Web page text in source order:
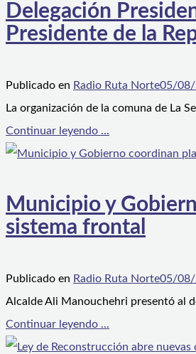
Delegación
Presidente de la
Publicado en Radio Ruta Norte05/08/
La organización de la comuna de La
Continuar leyendo ...
Municipio y
sistema frontal
Publicado en Radio Ruta Norte05/08/
Alcalde Ali Manouchehri presentó al
Continuar leyendo ...